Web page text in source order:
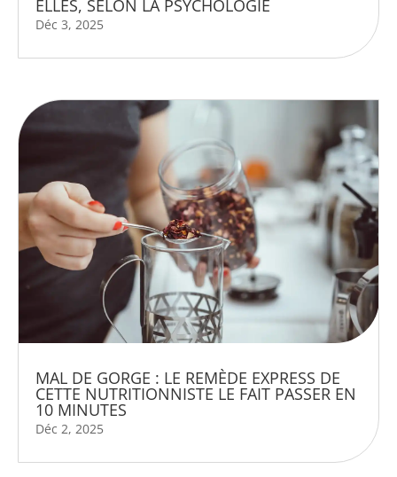
ELLES, SELON LA PSYCHOLOGIE
Déc 3, 2025
MAL DE GORGE : LE REMÈDE EXPRESS DE
CETTE NUTRITIONNISTE LE FAIT PASSER EN
10 MINUTES
Déc 2, 2025